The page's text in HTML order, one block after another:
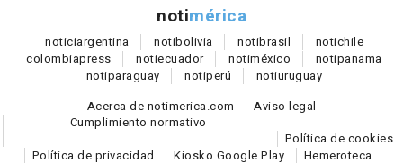
notimérica
noticiargentina notibolivia notibrasil notichile
colombiapress notiecuador notiméxico notipanama
notiparaguay notiperú notiuruguay
Acerca de notimerica.com
Aviso legal
Cumplimiento normativo
Política de cookies
Política de privacidad
Kiosko Google Play Hemeroteca